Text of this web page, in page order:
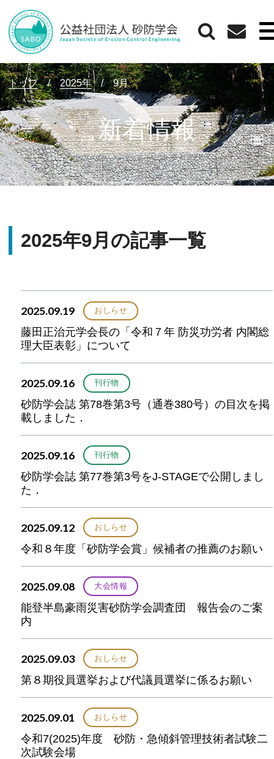
新着情報
トップ / 2025年 / 9月
2025年9月の記事一覧
2025.09.19 おしらせ
藤田正治元学会長の「令和７年 防災功労者 内閣総
理大臣表彰」について
2025.09.16 刊行物
砂防学会誌 第78巻第3号（通巻380号）の目次を掲
載しました．
2025.09.16 刊行物
砂防学会誌 第77巻第3号をJ-STAGEで公開しまし
た．
2025.09.12 おしらせ
令和８年度「砂防学会賞」候補者の推薦のお願い
2025.09.08 大会情報
能登半島豪雨災害砂防学会調査団 報告会のご案
内
2025.09.03 おしらせ
第８期役員選挙および代議員選挙に係るお願い
2025.09.01 おしらせ
令和7(2025)年度 砂防・急傾斜管理技術者試験二
次試験会場